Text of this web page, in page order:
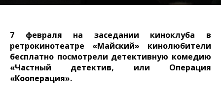
7 февраля на заседании киноклуба в
ретрокинотеатре «Майский» кинолюбители
бесплатно посмотрели детективную комедию
«Частный детектив, или Операция
«Кооперация».